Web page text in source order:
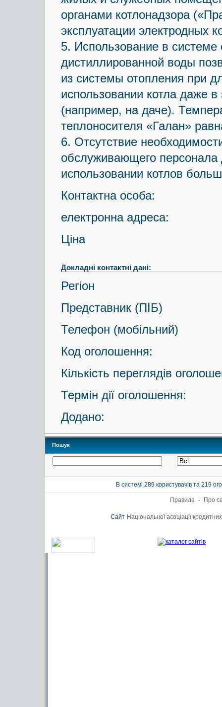
органами котлонадзора
эксплуатации электродных
5. Использование в системе
дистиллированной воды
из системы отопления при
использовании котла даже
(например, на даче).
теплоносителя «Галан»
6. Отсутствие
обслуживающего персонала
использовании котлов
Контактна особа:
електронна адреса:
Ціна
Докладні контактні дані:
Регіон
Представник (ПІБ)
Телефон (мобільний)
Код оголошення:
Кількість переглядів
Термін дії оголошення:
Додано:
Пошук
В системі 289 користувачів та 219
Правила - Про
Сайт Національної асоціації